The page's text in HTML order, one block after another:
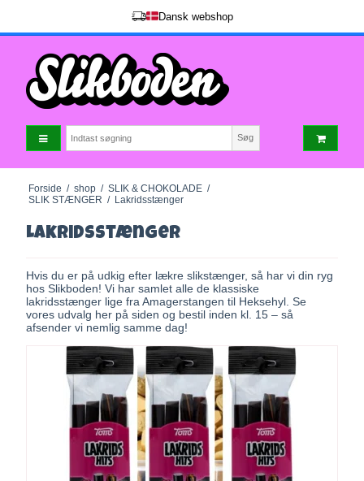
Søg
Forside / shop / SLIK & CHOKOLADE /
SLIK STÆNGER / Lakridsstænger
Lakridsstænger
Hvis du er på udkig efter lækre slikstænger, så har vi din ryg
hos Slikboden! Vi har samlet alle de klassiske
lakridsstænger lige fraAmagerstangen til Heksehyl. Se
vores udvalg her på siden og bestil inden kl. 15 – så
afsender vi nemlig samme dag!